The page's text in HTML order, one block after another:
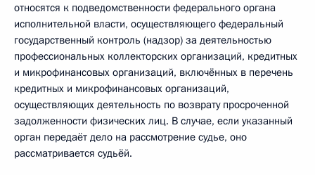
относятся к подведомственности федерального органа
исполнительной власти, осуществляющего федеральный
государственный контроль (надзор) за деятельностью
профессиональных коллекторских организаций, кредитных
и микрофинансовых организаций, включённых в перечень
кредитных и микрофинансовых организаций,
осуществляющих деятельность по возврату просроченной
задолженности физических лиц. В случае, если указанный
орган передаёт дело на рассмотрение судье, оно
рассматривается судьёй.